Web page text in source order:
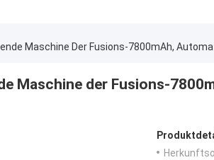
Maschine Der Fusions-7800mAh,
Maschine der Fusions-